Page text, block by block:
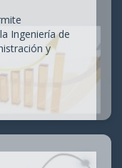
Ingeniería de
y